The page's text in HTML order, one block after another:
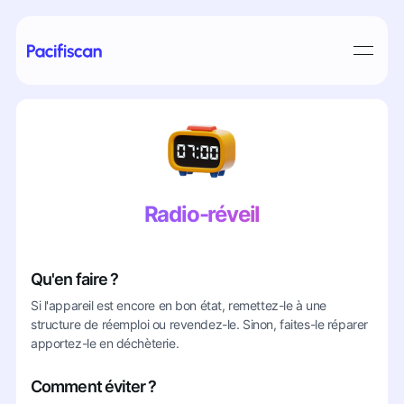
Radio-réveil
Qu'en faire ?
Si l'appareil est encore en bon état, remettez-le à une
structure de réemploi ou revendez-le. Sinon, faites-le réparer
apportez-le en déchèterie.
Comment éviter ?